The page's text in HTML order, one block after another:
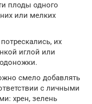
плоды одного
или мелких
их
иглой или
смело добавлять
с личными
хрен, зелень